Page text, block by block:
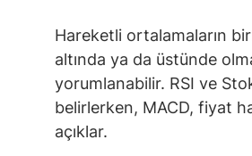
Hareketli ortalamaların
altında ya da üstünde
yorumlanabilir. RSI ve
belirlerken, MACD, fiyat
açıklar.